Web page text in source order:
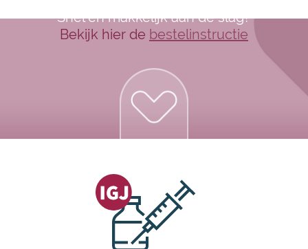
Snel en makkelijk aan de slag?
Bekijk hier de bestelinstructie